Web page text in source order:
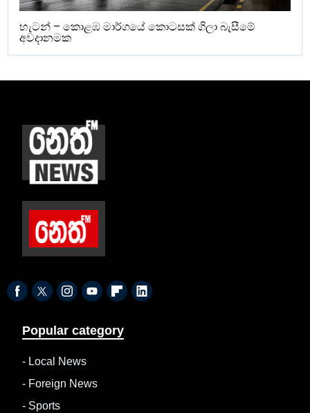
හැටන් – කොළඹ මාර්ගයේ කොටසක් ගිලා බැසීමේ
අවදානමක
Popular category
- Local News
- Foreign News
- Sports